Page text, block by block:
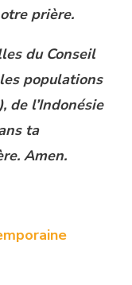
prière.
du Conseil
populations
de l’Indonésie
ta
Amen.